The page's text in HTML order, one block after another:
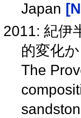
Japan
2011: 紀伊
的変化
The